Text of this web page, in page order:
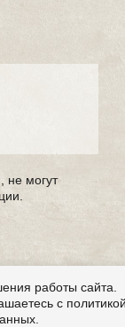
, не могут
работы сайта.
с